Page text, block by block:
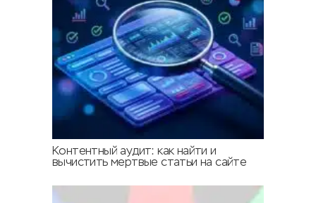
Контентный аудит: как найти и
вычистить мертвые статьи на сайте